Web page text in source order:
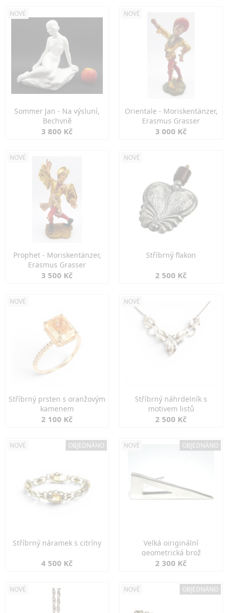
NOVÉ
Sommer Jan - Na výsluní,
Bechyně
3 800 Kč
NOVÉ
Orientale - Moriskentänzer,
Erasmus Grasser
3 000 Kč
NOVÉ
Prophet - Moriskentänzer,
Erasmus Grasser
3 500 Kč
NOVÉ
Stříbrný flakon
2 500 Kč
NOVÉ
Stříbrný prsten s oranžovým
kamenem
2 100 Kč
NOVÉ
Stříbrný náhrdelník s
motivem listů
2 500 Kč
NOVÉ OBJEDNÁNO
Stříbrný náramek s citríny
4 500 Kč
NOVÉ OBJEDNÁNO
Velká oiriginální
geometrická brož
2 300 Kč
NOVÉ NOVÉ OBJEDNÁNO